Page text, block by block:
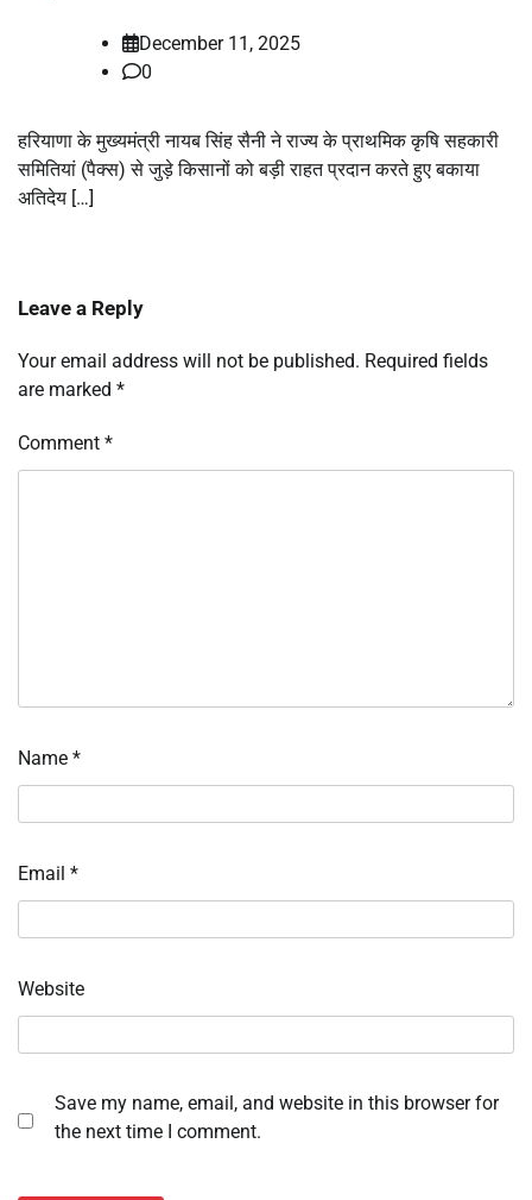
December 11, 2025
0
हरियाणा के मुख्यमंत्री नायब सिंह सैनी ने राज्य के प्राथमिक कृषि सहकारी
समितियां (पैक्स) से जुड़े किसानों को बड़ी राहत प्रदान करते हुए बकाया
अतिदेय […]
Leave a Reply
Your email address will not be published. Required fields
are marked *
Comment *
Name *
Email *
Website
Save my name, email, and website in this browser for
the next time I comment.